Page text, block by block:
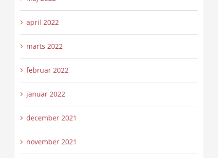
april 2022
marts 2022
februar 2022
januar 2022
december 2021
november 2021